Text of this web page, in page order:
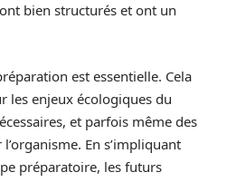
bien structurés et ont un
est essentielle. Cela
les enjeux écologiques du
et parfois même des
En s’impliquant
préparatoire, les futurs